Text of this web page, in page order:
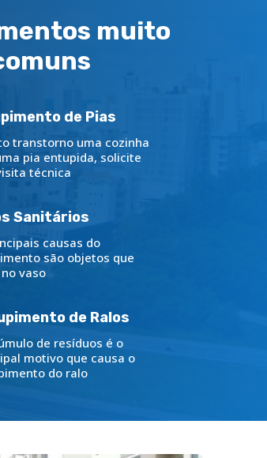
muito
de Pias
transtorno uma cozinha
pia entupida, solicite
técnica
Sanitários
causas do
são objetos que
vaso
de Ralos
de resíduos é o
motivo que causa o
do ralo